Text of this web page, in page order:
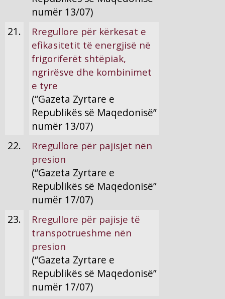
numër 13/07)
21.
Rregullore për kërkesat e
efikasitetit të energjisë në
frigoriferët shtëpiak,
ngrirësve dhe kombinimet
e tyre
(“Gazeta Zyrtare e
Republikës së Maqedonisë”
numër 13/07)
22.
Rregullore për pajisjet nën
presion
(“Gazeta Zyrtare e
Republikës së Maqedonisë”
numër 17/07)
23.
Rregullore për pajisje të
transpotrueshme nën
presion
(“Gazeta Zyrtare e
Republikës së Maqedonisë”
numër 17/07)